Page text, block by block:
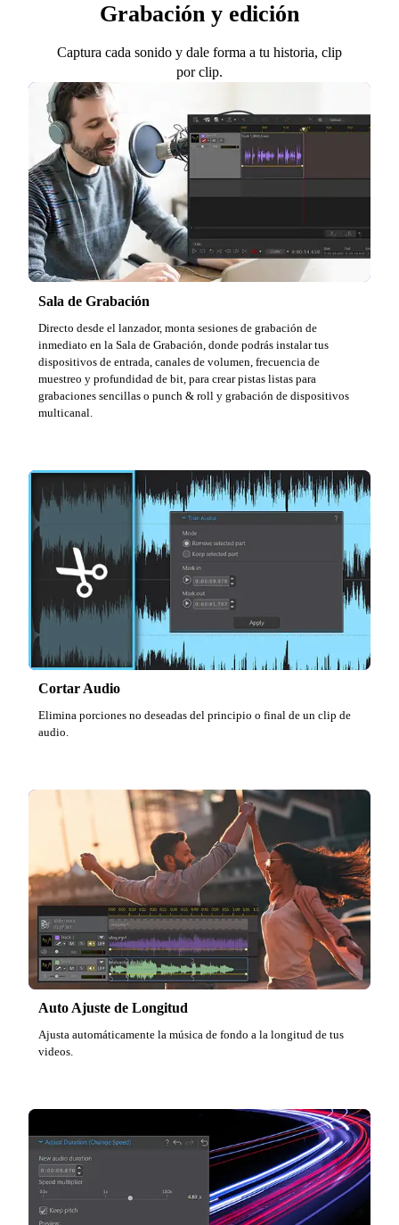
Grabación y edición
Captura cada sonido y dale forma a tu historia, clip
por clip.
Sala de Grabación
Directo desde el lanzador, monta sesiones de grabación de
inmediato en la Sala de Grabación, donde podrás instalar tus
dispositivos de entrada, canales de volumen, frecuencia de
muestreo y profundidad de bit, para crear pistas listas para
grabaciones sencillas o punch & roll y grabación de dispositivos
multicanal.
Cortar Audio
Elimina porciones no deseadas del principio o final de un clip de
audio.
Auto Ajuste de Longitud
Ajusta automáticamente la música de fondo a la longitud de tus
videos.